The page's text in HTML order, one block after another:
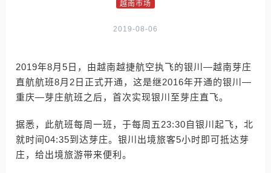
越南市场
2019-08-06
2019年8月5日，由越南越捷航空执飞的银川—越南芽庄
直航航班8月2日正式开通，这是继2016年开通的银川—
重庆—芽庄航班之后，首次实现银川至芽庄直飞。
据悉，此航班每周一班，于每周五23:30自银川起飞，北
就时间04:35到达芽庄。银川出境旅客5小时即可抵达芽
庄，给出境旅游带来便利。